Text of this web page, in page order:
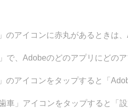
のアイコンに赤丸があるときは
で、Adobeのどのアプリにどの
のアイコンをタップすると「
車」アイコンをタップすると「